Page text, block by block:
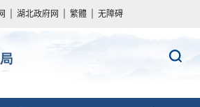
湖北政府网 繁體 无障碍